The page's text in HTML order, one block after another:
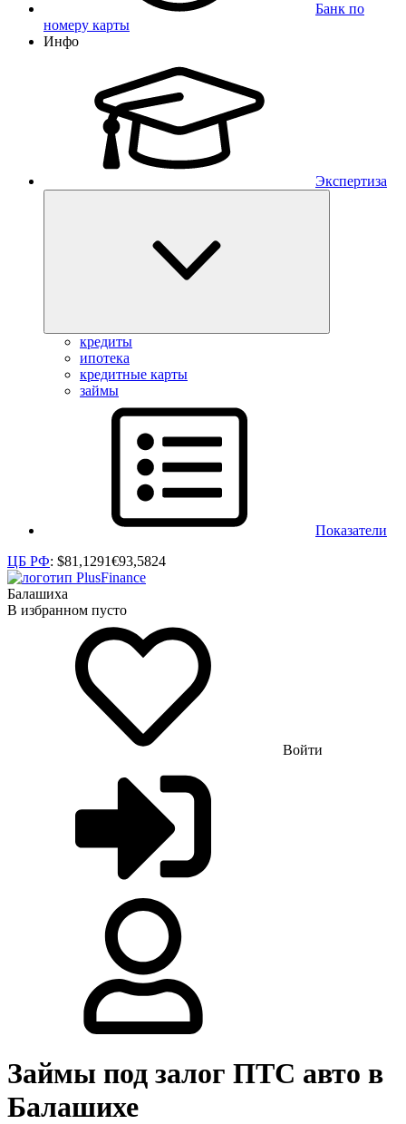
Банк по
номеру карты
Инфо
Экспертиза
кредиты
ипотека
кредитные карты
займы
Показатели
ЦБ РФ: $81,1291€93,5824
Балашиха
В избранном пусто
Войти
Займы под залог ПТС авто в
Балашихе